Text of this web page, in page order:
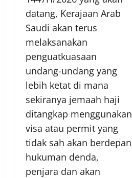
datang, Kerajaan Arab
Saudi akan terus
melaksanakan
penguatkuasaan
undang-undang yang
lebih ketat di mana
sekiranya jemaah haji
ditangkap menggunakan
visa atau permit yang
tidak sah akan berdepan
hukuman denda,
penjara dan akan